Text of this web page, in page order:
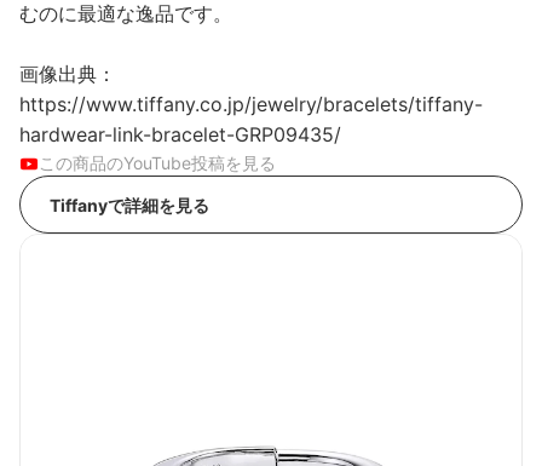
むのに最適な逸品です。
画像出典：
https://www.tiffany.co.jp/jewelry/bracelets/tiffany-
hardwear-link-bracelet-GRP09435/
この商品のYouTube投稿を見る
Tiffanyで詳細を見る